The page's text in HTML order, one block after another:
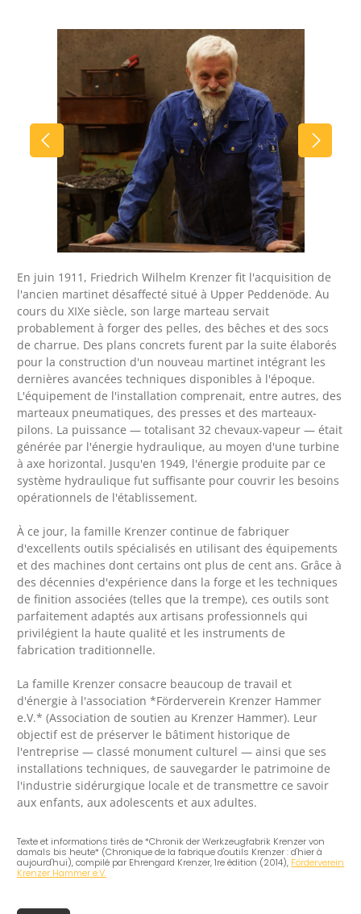
Ignorer la galerie d'images
En juin 1911, Friedrich Wilhelm Krenzer fit l'acquisition de
l'ancien martinet désaffecté situé à Upper Peddenöde. Au
cours du XIXe siècle, son large marteau servait
probablement à forger des pelles, des bêches et des socs
de charrue. Des plans concrets furent par la suite élaborés
pour la construction d'un nouveau martinet intégrant les
dernières avancées techniques disponibles à l'époque.
L'équipement de l'installation comprenait, entre autres, des
marteaux pneumatiques, des presses et des marteaux-
pilons. La puissance — totalisant 32 chevaux-vapeur — était
générée par l'énergie hydraulique, au moyen d'une turbine
à axe horizontal. Jusqu'en 1949, l'énergie produite par ce
système hydraulique fut suffisante pour couvrir les besoins
opérationnels de l'établissement.
À ce jour, la famille Krenzer continue de fabriquer
d'excellents outils spécialisés en utilisant des équipements
et des machines dont certains ont plus de cent ans. Grâce à
des décennies d'expérience dans la forge et les techniques
de finition associées (telles que la trempe), ces outils sont
parfaitement adaptés aux artisans professionnels qui
privilégient la haute qualité et les instruments de
fabrication traditionnelle.
La famille Krenzer consacre beaucoup de travail et
d'énergie à l'association *Förderverein Krenzer Hammer
e.V.* (Association de soutien au Krenzer Hammer). Leur
objectif est de préserver le bâtiment historique de
l'entreprise — classé monument culturel — ainsi que ses
installations techniques, de sauvegarder le patrimoine de
l'industrie sidérurgique locale et de transmettre ce savoir
aux enfants, aux adolescents et aux adultes.
Texte et informations tirés de *Chronik der Werkzeugfabrik Krenzer von
damals bis heute* (Chronique de la fabrique d'outils Krenzer : d'hier à
aujourd'hui), compilé par Ehrengard Krenzer, 1re édition (2014), Förderverein
Krenzer Hammer e.V.